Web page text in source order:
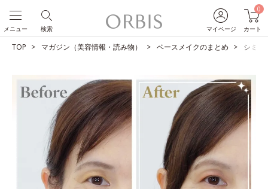
マイページ
0
カート
検索
メニュー
TOP マガジン（美容情報・読み物） ベースメイクのまとめ シミを